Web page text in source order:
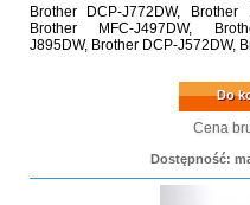
Brother DCP-J772DW, Brother
Brother MFC-J497DW,
J895DW, Brother DCP-J572DW,
Do
Cena
Dostępność: